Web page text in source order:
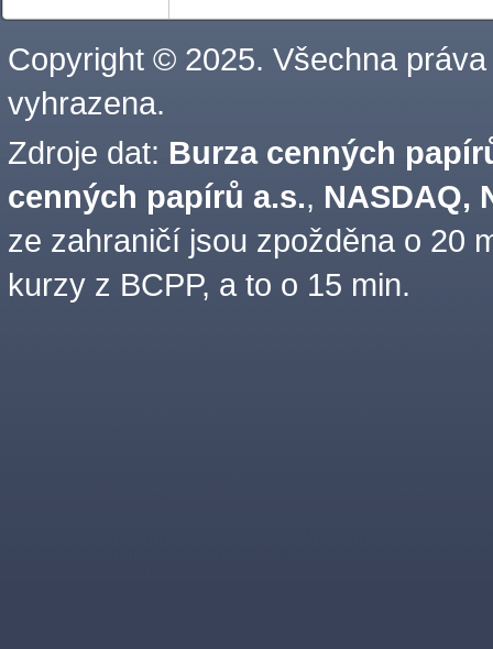
Copyright © 2025. Všechna práva
vyhrazena.
Zdroje dat: Burza cenných
cenných papírů a.s., NASDAQ,
ze zahraničí jsou zpožděna o 20
kurzy z BCPP, a to o 15 min.